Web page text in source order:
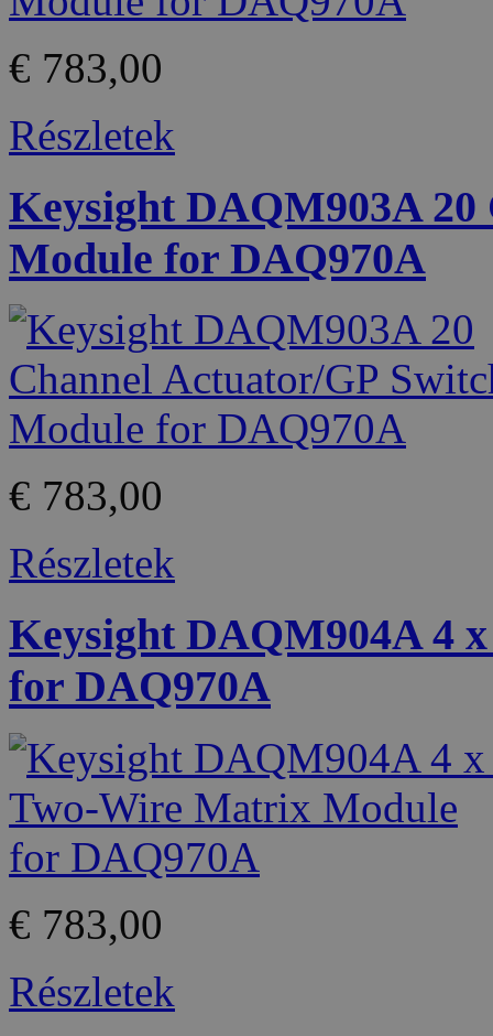
€ 783,00
Részletek
Keysight DAQM903A
Module for DAQ970A
€ 783,00
Részletek
Keysight DAQM904A 4
for DAQ970A
€ 783,00
Részletek